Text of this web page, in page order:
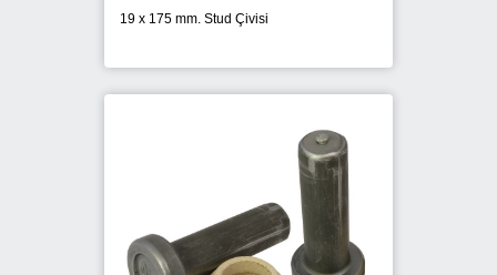
19 x 175 mm. Stud Çivisi